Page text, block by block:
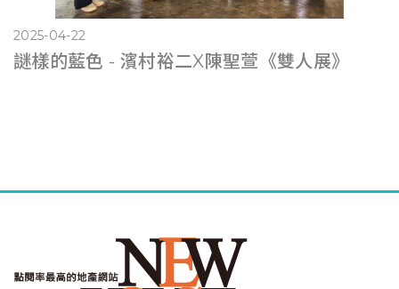
2025-04-22
謎樣的藍色 - 濱村裕二X陳聖萱《雙人展》